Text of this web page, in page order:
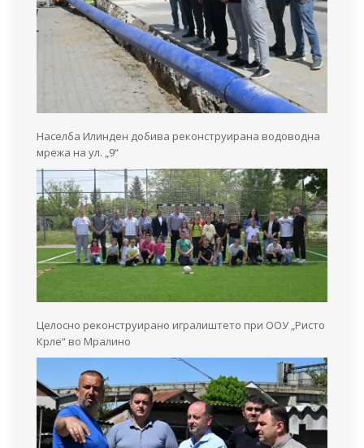
Населба Илинден добива реконструирана водоводна
мрежа на ул. „9“
Целосно реконструирано игралиштето при ООУ „Ристо
Крле“ во Мралино